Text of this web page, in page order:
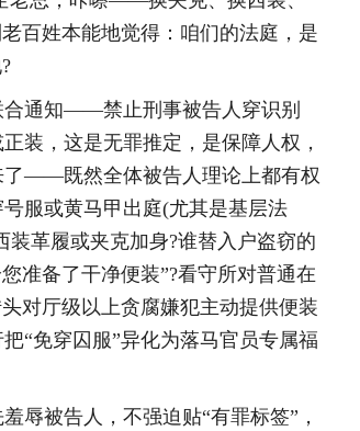
百姓本能地觉得：咱们的法庭，是
合通知——禁止刑事被告人穿识别
装，这是无罪推定，是保障人权，
了——既然全体被告人理论上都有权
服或黄马甲出庭(尤其是基层法
革履或夹克加身?谁替入户盗窃的
准备了干净便装”?看守所对普通在
对厅级以上贪腐嫌犯主动提供便装
“免穿囚服”异化为落马官员专属福
辱被告人，不强迫贴“有罪标签”，